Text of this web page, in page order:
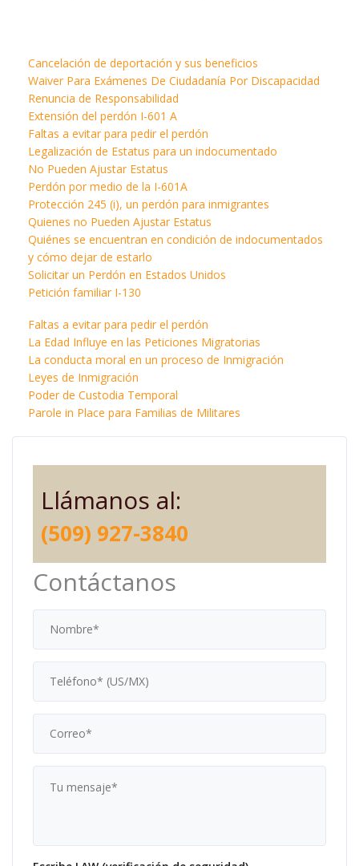
Cancelación de deportación y sus beneficios
Waiver Para Exámenes De Ciudadanía Por Discapacidad
Renuncia de Responsabilidad
Extensión del perdón I-601 A
Faltas a evitar para pedir el perdón
Legalización de Estatus para un indocumentado
No Pueden Ajustar Estatus
Perdón por medio de la I-601A
Protección 245 (i), un perdón para inmigrantes
Quienes no Pueden Ajustar Estatus
Quiénes se encuentran en condición de indocumentados
y cómo dejar de estarlo
Solicitar un Perdón en Estados Unidos
Petición familiar I-130
Faltas a evitar para pedir el perdón
La Edad Influye en las Peticiones Migratorias
La conducta moral en un proceso de Inmigración
Leyes de Inmigración
Poder de Custodia Temporal
Parole in Place para Familias de Militares
Llámanos al:
(509) 927-3840
Contáctanos